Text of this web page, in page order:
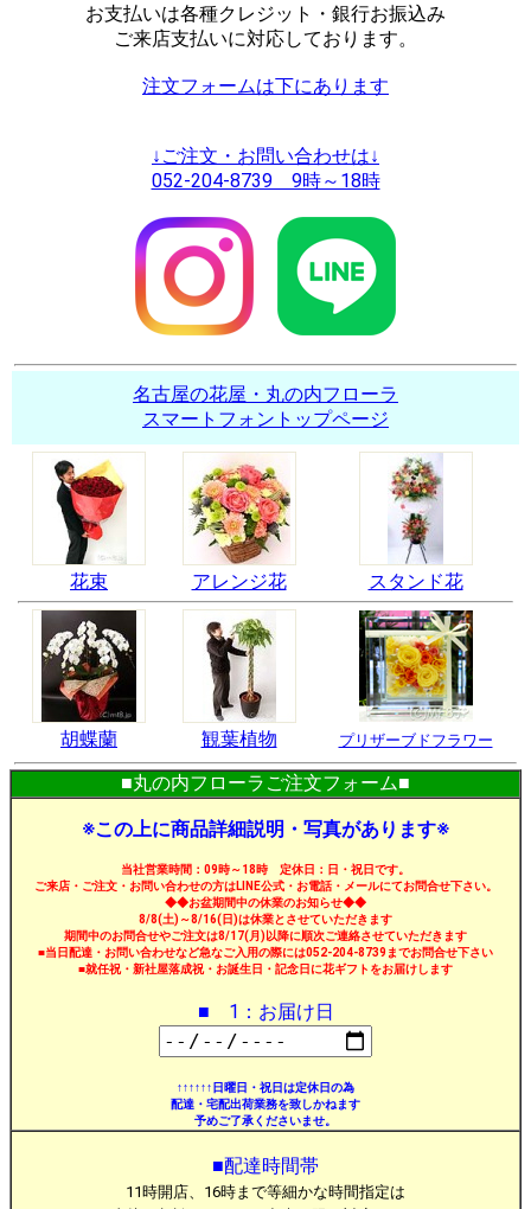
お支払いは各種クレジット・銀行お振込み
ご来店支払いに対応しております。
注文フォームは下にあります
↓ご注文・お問い合わせは↓
052-204-8739 9時～18時
名古屋の花屋・丸の内フローラ
スマートフォントップページ
花束 アレンジ花 スタンド花
胡蝶蘭 観葉植物 プリザーブドフラワー
■丸の内フローラご注文フォーム■
※この上に商品詳細説明・写真があります※
当社営業時間：09時～18時 定休日：日・祝日です。
ご来店・ご注文・お問い合わせの方はLINE公式・お電話・メールにてお問合せ下さい。
◆◆お盆期間中の休業のお知らせ◆◆
8/8(土)～8/16(日)は休業とさせていただきます
期間中のお問合せやご注文は8/17(月)以降に順次ご連絡させていただきます
■当日配達・お問い合わせなど急なご入用の際には052-204-8739までお問合せ下さい
■就任祝・新社屋落成祝・お誕生日・記念日に花ギフトをお届けします
■ 1：お届け日
↑↑↑↑↑↑日曜日・祝日は定休日の為
配達・宅配出荷業務を致しかねます
予めご了承くださいませ。
■配達時間帯
11時開店、16時まで等細かな時間指定は